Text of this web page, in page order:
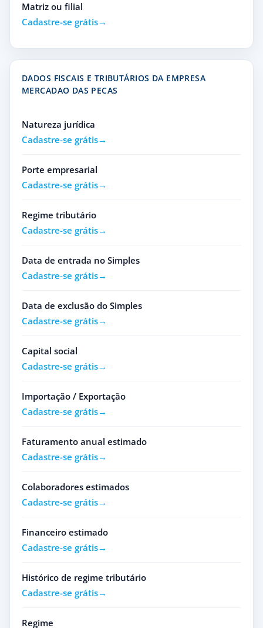
Matriz ou filial
Cadastre-se grátis
DADOS FISCAIS E TRIBUTÁRIOS DA EMPRESA
MERCADAO DAS PECAS
Natureza jurídica
Cadastre-se grátis
Porte empresarial
Cadastre-se grátis
Regime tributário
Cadastre-se grátis
Data de entrada no Simples
Cadastre-se grátis
Data de exclusão do Simples
Cadastre-se grátis
Capital social
Cadastre-se grátis
Importação / Exportação
Cadastre-se grátis
Faturamento anual estimado
Cadastre-se grátis
Colaboradores estimados
Cadastre-se grátis
Financeiro estimado
Cadastre-se grátis
Histórico de regime tributário
Cadastre-se grátis
Regime